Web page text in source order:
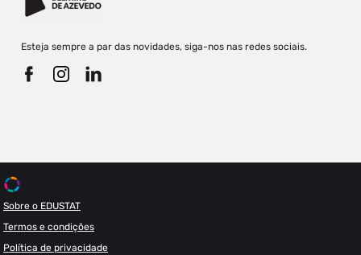
Esteja sempre a par das novidades, siga-nos nas redes sociais.
Sobre o EDUSTAT
Termos e condições
Política de privacidade